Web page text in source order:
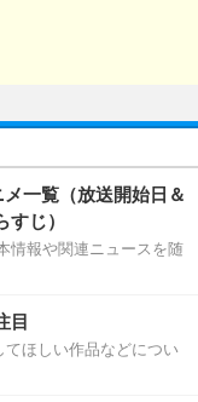
メ一覧（放送開始日＆
じ）
情報や関連ニュースを随
目
ほしい作品などについ